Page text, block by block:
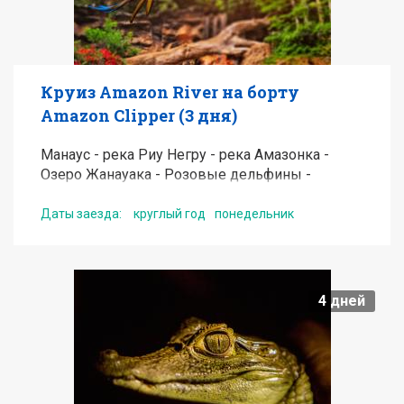
Круиз Amazon River на борту
Amazon Clipper (3 дня)
Манаус - река Риу Негру - река Амазонка -
Озеро Жанауака - Розовые дельфины -
Встреча рек Риу-Негру и Солимоеш - Манаус
Даты заезда: круглый год понедельник
Получить консультацию по туру
4 дней